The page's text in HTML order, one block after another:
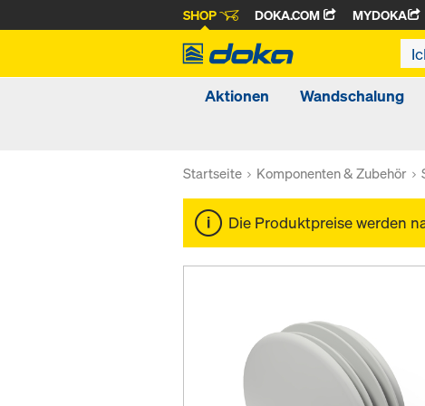
SHOP DOKA.COM MYDOKA
Aktionen Wandschalung
Startseite Komponenten & Zubehör
Die Produktpreise werden